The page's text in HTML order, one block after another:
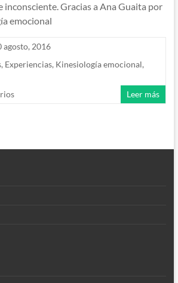
inconsciente. Gracias a Ana Guaita por
emocional
agosto, 2016
, Experiencias, Kinesiología emocional,
Leer más